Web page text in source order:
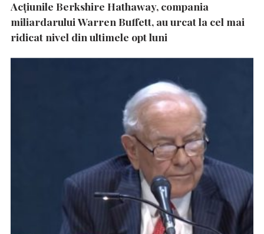
Acțiunile Berkshire Hathaway, compania
miliardarului Warren Buffett, au urcat la cel mai
ridicat nivel din ultimele opt luni